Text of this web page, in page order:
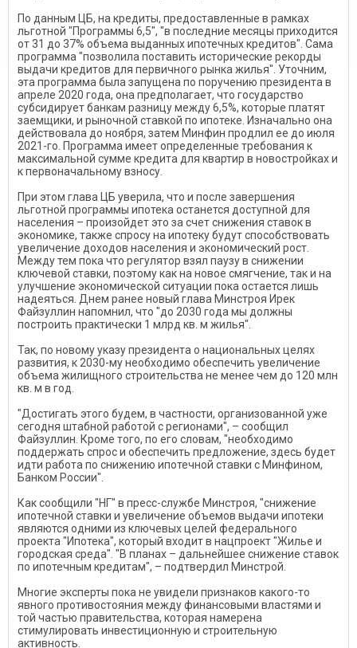
По данным ЦБ, на кредиты, предоставленные в рамках
льготной "Программы 6,5", "в последние месяцы приходится
от 31 до 37% объема выданных ипотечных кредитов". Сама
программа "позволила поставить исторические рекорды
выдачи кредитов для первичного рынка жилья". Уточним,
эта программа была запущена по поручению президента в
апреле 2020 года, она предполагает, что государство
субсидирует банкам разницу между 6,5%, которые платят
заемщики, и рыночной ставкой по ипотеке. Изначально она
действовала до ноября, затем Минфин продлил ее до июля
2021-го. Программа имеет определенные требования к
максимальной сумме кредита для квартир в новостройках и
к первоначальному взносу.
При этом глава ЦБ уверила, что и после завершения
льготной программы ипотека останется доступной для
населения – произойдет это за счет снижения ставок в
экономике, также спросу на ипотеку будут способствовать
увеличение доходов населения и экономический рост.
Между тем пока что регулятор взял паузу в снижении
ключевой ставки, поэтому как на новое смягчение, так и на
улучшение экономической ситуации пока остается лишь
надеяться. Днем ранее новый глава Минстроя Ирек
Файзуллин напомнил, что "до 2030 года мы должны
построить практически 1 млрд кв. м жилья".
Так, по новому указу президента о национальных целях
развития, к 2030-му необходимо обеспечить увеличение
объема жилищного строительства не менее чем до 120 млн
кв. м в год.
"Достигать этого будем, в частности, организованной уже
сегодня штабной работой с регионами", – сообщил
Файзуллин. Кроме того, по его словам, "необходимо
поддержать спрос и обеспечить предложение, здесь будет
идти работа по снижению ипотечной ставки с Минфином,
Банком России".
Как сообщили "НГ" в пресс-службе Минстроя, "снижение
ипотечной ставки и увеличение объемов выдачи ипотеки
являются одними из ключевых целей федерального
проекта "Ипотека", который входит в нацпроект "Жилье и
городская среда". "В планах – дальнейшее снижение ставок
по ипотечным кредитам", – подтвердил Минстрой.
Многие эксперты пока не увидели признаков какого-то
явного противостояния между финансовыми властями и
той частью правительства, которая намерена
стимулировать инвестиционную и строительную
активность.